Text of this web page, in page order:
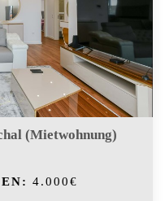
(Mietwohnung)
4.000€